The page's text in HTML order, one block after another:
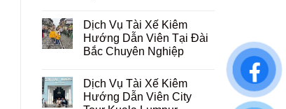
Dịch Vụ Tài Xế Kiêm
Hướng Dẫn Viên Tại Đài
Bắc Chuyên Nghiệp
Dịch Vụ Tài Xế Kiêm
Hướng Dẫn Viên City